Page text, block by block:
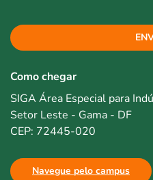
Como chegar
SIGA Área Especial para
Setor Leste - Gama - DF
CEP: 72445-020
Navegue pelo campus